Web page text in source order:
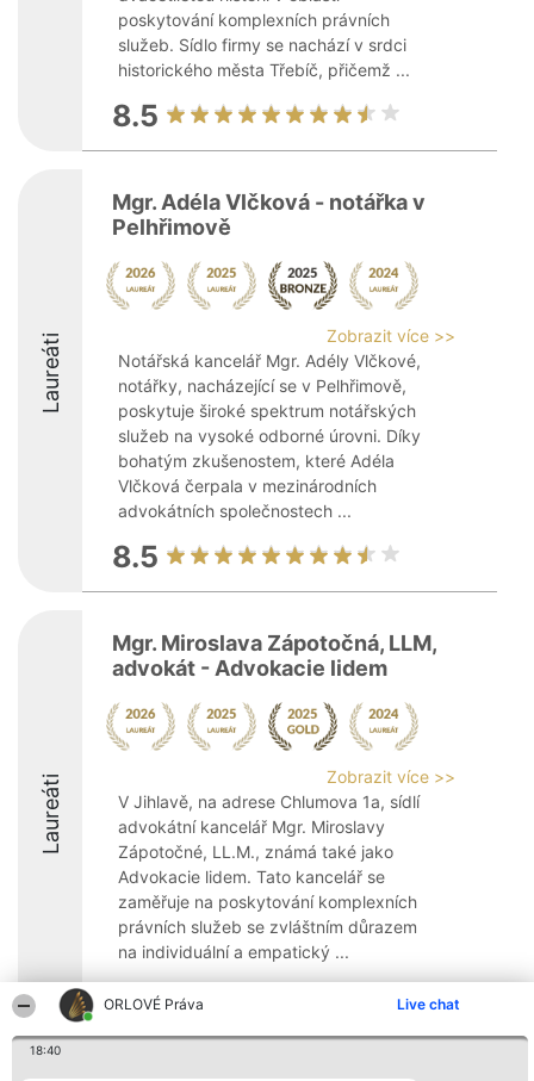
ORLOVÉ Práva Live chat
18:40
poskytování komplexních právních
služeb. Sídlo firmy se nachází v srdci
historického města Třebíč, přičemž ...
8.5
Laureáti
Mgr. Adéla Vlčková - notářka v
Pelhřimově
Zobrazit více >>
Notářská kancelář Mgr. Adély Vlčkové,
notářky, nacházející se v Pelhřimově,
poskytuje široké spektrum notářských
služeb na vysoké odborné úrovni. Díky
bohatým zkušenostem, které Adéla
Vlčková čerpala v mezinárodních
advokátních společnostech ...
8.5
Laureáti
Mgr. Miroslava Zápotočná, LLM,
advokát - Advokacie lidem
Zobrazit více >>
V Jihlavě, na adrese Chlumova 1a, sídlí
advokátní kancelář Mgr. Miroslavy
Zápotočné, LL.M., známá také jako
Advokacie lidem. Tato kancelář se
zaměřuje na poskytování komplexních
právních služeb se zvláštním důrazem
na individuální a empatický ...
9.5